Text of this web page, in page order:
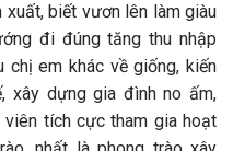
biết vươn lên làm giàu
đi đúng tăng thu nhập
chị em khác về giống, kiến
xây dựng gia đình no ấm,
viên tích cực tham gia hoạt